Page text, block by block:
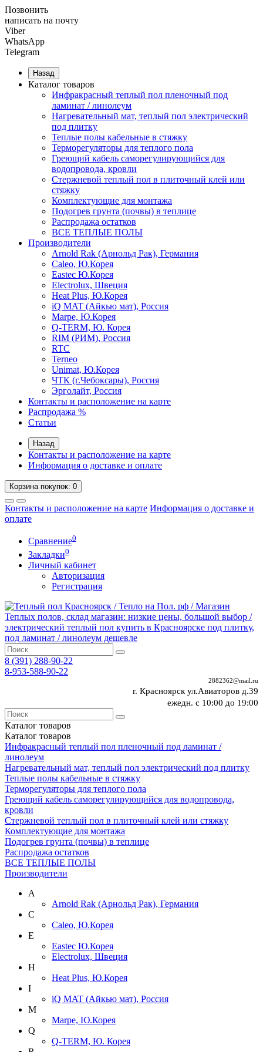
Позвонить
написать на почту
Viber
WhatsApp
Telegram
Назад
Каталог товаров
Инфракрасный теплый пол пленочный под
ламинат / линолеум
Нагревательный мат, теплый пол электрический
под плитку
Теплые полы кабельные в стяжку
Терморегуляторы для теплого пола
Греющий кабель саморегулирующийся для
водопровода, кровли
Cтержневой теплый пол в плиточный клей или
стяжку
Комплектующие для монтажа
Подогрев грунта (почвы) в теплице
Распродажа остатков
ВСЕ ТЕПЛЫЕ ПОЛЫ
Производители
Arnold Rak (Арнольд Рак), Германия
Caleo, Ю.Корея
Eastec Ю.Корея
Electrolux, Швеция
Heat Plus, Ю.Корея
iQ MAT (Айкью мат), Россия
Marpe, Ю.Корея
Q-TERM, Ю. Корея
RIM (РИМ), Россия
RTC
Terneo
Unimat, Ю.Корея
ЧТК (г.Чебоксары), Россия
Эрголайт, Россия
Контакты и расположение на карте
Распродажа %
Статьи
Назад
Контакты и расположение на карте
Информация о доставке и оплате
Корзинапокупок: 0
Контакты и расположение на карте Информация о доставке и
оплате
Сравнение0
Закладки0
Личный кабинет
Авторизация
Регистрация
8 (391) 288-90-22
8-953-588-90-22
2882362@mail.ru
г. Красноярск ул.Авиаторов д.39
ежедн. с 10:00 до 19:00
Каталог товаров
Каталог товаров
Инфракрасный теплый пол пленочный под ламинат /
линолеум
Нагревательный мат, теплый пол электрический под плитку
Теплые полы кабельные в стяжку
Терморегуляторы для теплого пола
Греющий кабель саморегулирующийся для водопровода,
кровли
Cтержневой теплый пол в плиточный клей или стяжку
Комплектующие для монтажа
Подогрев грунта (почвы) в теплице
Распродажа остатков
ВСЕ ТЕПЛЫЕ ПОЛЫ
Производители
A
Arnold Rak (Арнольд Рак), Германия
C
Caleo, Ю.Корея
E
Eastec Ю.Корея
Electrolux, Швеция
H
Heat Plus, Ю.Корея
I
iQ MAT (Айкью мат), Россия
M
Marpe, Ю.Корея
Q
Q-TERM, Ю. Корея